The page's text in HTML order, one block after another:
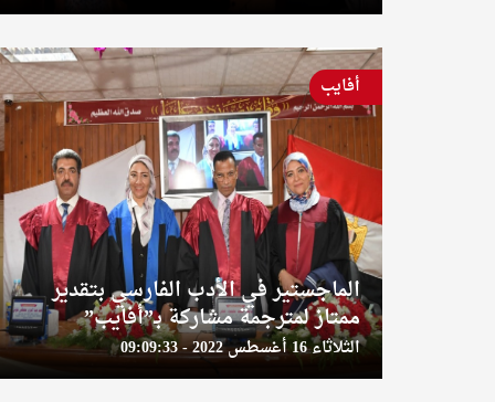
الماجستير في الأدب الفارسي بتقدير
ممتاز لمترجمة مشاركة بـ”أفايب”
الثلاثاء 16 أغسطس 2022 - 09:09:33
أفايب